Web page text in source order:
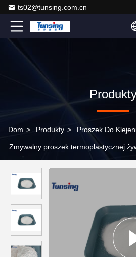
ts02@tunsing.com.cn
Dom > Produkty > Proszek Do
Zmywalny proszek termoplastycznej